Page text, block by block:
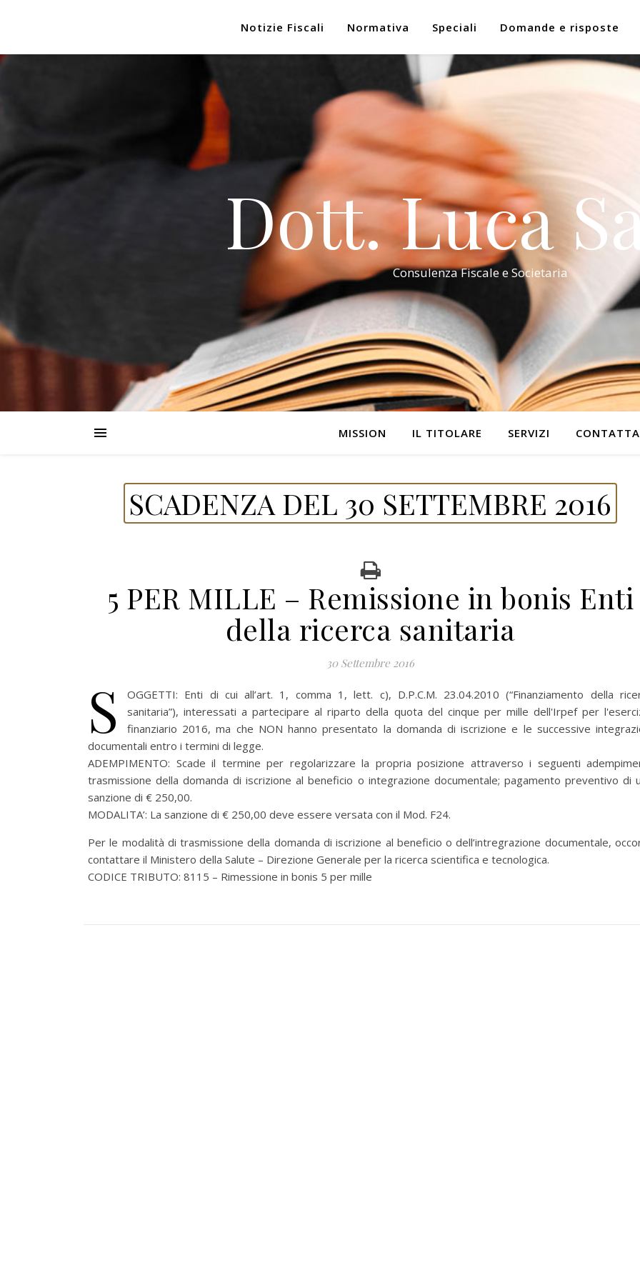
Notizie Fiscali Normativa Speciali Domande e risposte
Dott. Luca
Consulenza Fiscale e Societaria
MISSION IL TITOLARE SERVIZI
SCADENZA DEL 30 SETTEMBRE 2016
5 PER MILLE – Remissione in bonis Enti
della ricerca sanitaria
30 Settembre 2016
S
OGGETTI: Enti di cui all’art. 1, comma 1, lett. c), D.P.C.M. 23.04.2010 (“Finanziamento della
sanitaria”), interessati a partecipare al riparto della quota del cinque per mille dell'Irpef per
finanziario 2016, ma che NON hanno presentato la domanda di iscrizione e le successive
documentali entro i termini di legge.
ADEMPIMENTO: Scade il termine per regolarizzare la propria posizione attraverso i seguenti
trasmissione della domanda di iscrizione al beneficio o integrazione documentale; pagamento preventivo di
sanzione di € 250,00.
MODALITA’: La sanzione di € 250,00 deve essere versata con il Mod. F24.
Per le modalità di trasmissione della domanda di iscrizione al beneficio o dell’intregrazione documentale,
contattare il Ministero della Salute – Direzione Generale per la ricerca scientifica e tecnologica.
CODICE TRIBUTO: 8115 – Rimessione in bonis 5 per mille